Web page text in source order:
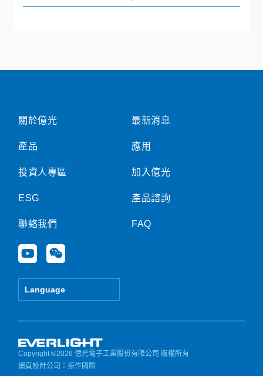
關於億光
產品
投資人專區
ESG
聯絡我們
Y
o
u
e
W
e
i
Language
最新消息
應用
加入億光
產品諮詢
FAQ
Copyright ©2026 億光電子工業股份有限公司 版權所有
網頁設計公司 ：振作國際